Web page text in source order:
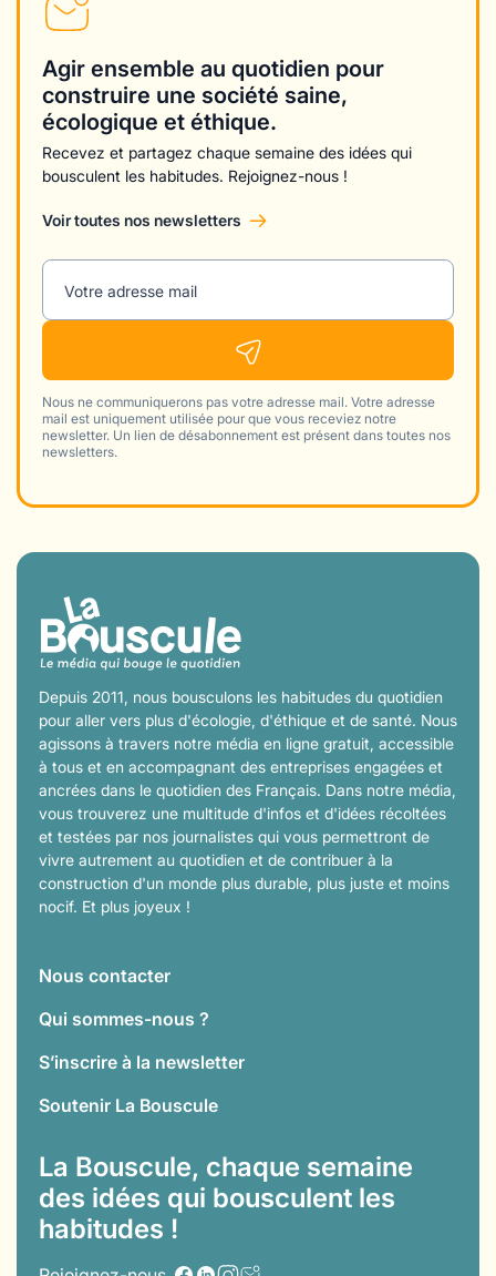
Agir ensemble au quotidien pour
construire une société saine,
écologique et éthique.
Recevez et partagez chaque semaine des idées qui
bousculent les habitudes. Rejoignez-nous !
Voir toutes nos newsletters
Votre adresse mail
Nous ne communiquerons pas votre adresse mail. Votre adresse
mail est uniquement utilisée pour que vous receviez notre
newsletter. Un lien de désabonnement est présent dans toutes nos
newsletters.
Depuis 2011, nous bousculons les habitudes du quotidien
pour aller vers plus d'écologie, d'éthique et de santé. Nous
agissons à travers notre média en ligne gratuit, accessible
à tous et en accompagnant des entreprises engagées et
ancrées dans le quotidien des Français. Dans notre média,
vous trouverez une multitude d'infos et d'idées récoltées
et testées par nos journalistes qui vous permettront de
vivre autrement au quotidien et de contribuer à la
construction d'un monde plus durable, plus juste et moins
nocif. Et plus joyeux !
Nous contacter
Qui sommes-nous ?
S’inscrire à la newsletter
Soutenir La Bouscule
La Bouscule, chaque semaine
des idées qui bousculent les
habitudes !